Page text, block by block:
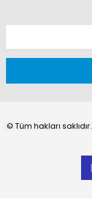
© Tüm hakları